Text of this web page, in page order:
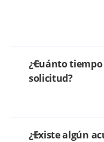
¿Cuánto
solicitud?
¿Existe algún